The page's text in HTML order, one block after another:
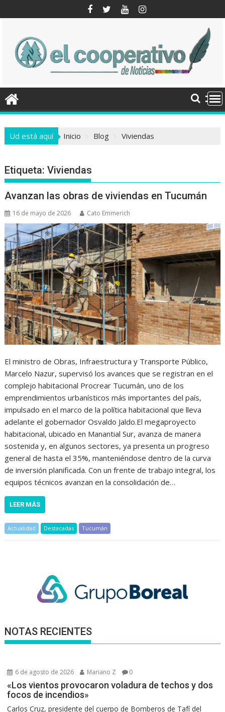
al
Ud está aquí Inicio Blog Viviendas
Etiqueta:Viviendas
Avanzan las obras de viviendas en Tucumán
16 de mayo de 2026 Cato Emmerich
El ministro de Obras, Infraestructura y Transporte Público,
Marcelo Nazur, supervisó los avances que se registran en el
complejo habitacional Procrear Tucumán, uno de los
emprendimientos urbanísticos más importantes del país,
impulsado en el marco de la política habitacional que lleva
adelante el gobernador Osvaldo Jaldo.El megaproyecto
habitacional, ubicado en Manantial Sur, avanza de manera
sostenida y, en algunos sectores, ya presenta un progreso
general de hasta el 35%, manteniéndose dentro de la curva
de inversión planificada. Con un frente de trabajo integral, los
equipos técnicos avanzan en la consolidación de…
LEER MÁS
Actualidad Destacadas Tucumán
NOTAS RECIENTES
6 de agosto de 2026 Mariano Z 0
«Los vientos provocaron voladura de techos y dos
focos de incendios»
Carlos Cruz, presidente del cuerpo de Bomberos de Tafí del